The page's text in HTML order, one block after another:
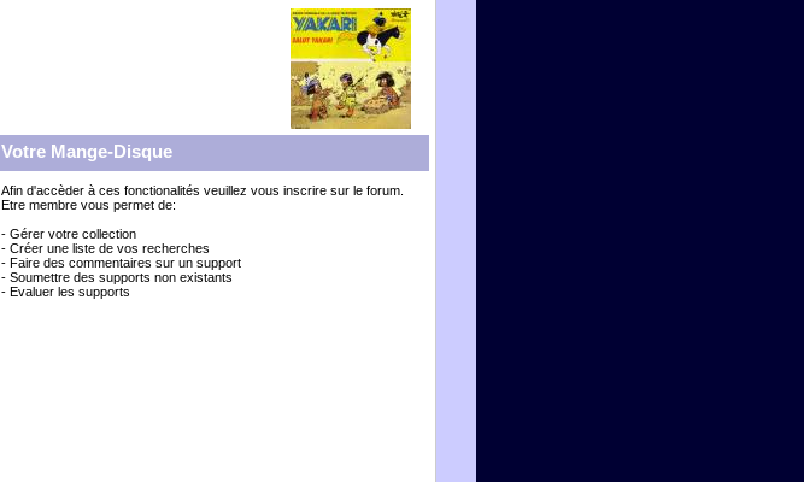
Votre Mange-Disque
Afin d'accèder à ces fonctionalités veuillez vous inscrire sur le forum.
Etre membre vous permet de:
- Gérer votre collection
- Créer une liste de vos recherches
- Faire des commentaires sur un support
- Soumettre des supports non existants
- Evaluer les supports